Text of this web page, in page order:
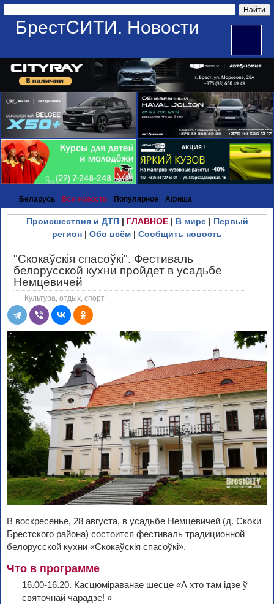
БрестСИТИ. Новости
Беларусь Все новости Популярное Афиша
Происшествия и ДТП| ГЛАВНОЕ| В мире| Первый
регион | Обо всём | Сообщить новость
"Скокаўскія спасоўкі". Фестиваль
белорусской кухни пройдет в усадьбе
Немцевичей
Культура, отдых, спорт
В воскресенье, 28 августа, в усадьбе Немцевичей (д. Скоки
Брестского района) состоится фестиваль традиционной
белорусской кухни «Скокаўскія спасоўкі».
Что в программе
16.00-16.20. Касцюміраванае шесце «А хто там ідзе ў
святочнай чарадзе! »